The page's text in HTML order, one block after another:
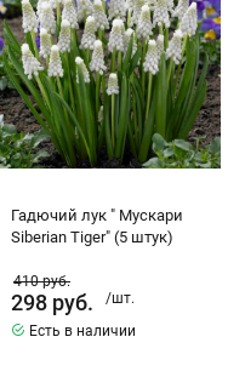
Tiger"
(5
штук)
Гадючий лук " Мускари
Siberian Tiger" (5 штук)
410руб.
298 руб.
/шт.
Есть в наличии